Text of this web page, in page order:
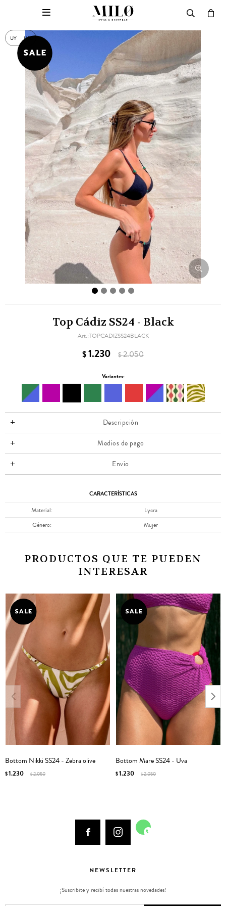
UY USD

Top Cádiz SS24 - Black
TOPCADIZSS24BLACK
$1.230 $2.050
Variantes:
Descripción
Medios de pago
Envío
CARACTERÍSTICAS
Material
Lycra
Género
Mujer
PRODUCTOS QUE TE PUEDEN
INTERESAR
Bottom Nikki SS24 - Zebra olive
$1.230 $2.050
Bottom Mare SS24 - Uva
$1.230 $2.050
  
NEWSLETTER
¡Suscribite y recibí todas nuestras novedades!